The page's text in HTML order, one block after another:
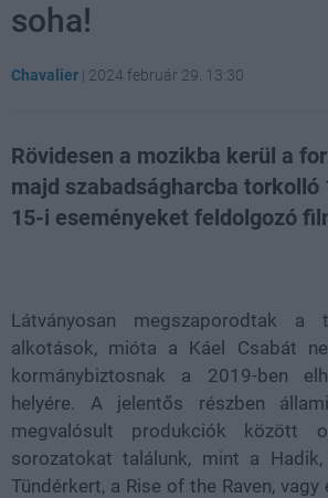
soha!
Chavalier | 2024 február 29. 13:30
Rövidesen a mozikba kerül a
majd szabadságharcba torkolló
15-i eseményeket feldolgozó
Látványosan megszaporodtak a
alkotások, mióta a Káel Csabát
kormánybiztosnak a 2019-ben
helyére. A jelentős részben
megvalósult produkciók között
sorozatokat találunk, mint a
Tündérkert, a Rise of the Raven,